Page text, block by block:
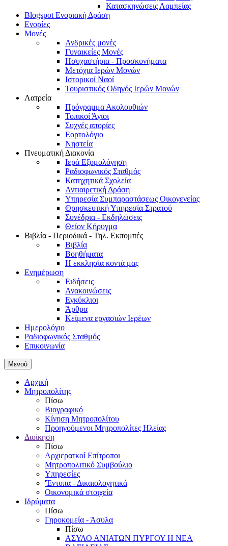
Κατασκηνώσεις Λαμπείας
Blogspot Ενοριακή Δράση
Ενορίες
Μονές
Ανδρικές μονές
Γυναικείες Μονές
Ησυχαστήρια - Προσκυνήματα
Μετόχια Ιερών Μονών
Ιστορικοί Ναοί
Τουριστικός Οδηγός Ιερών Μονών
Λατρεία
Πρόγραμμα Ακολουθιών
Τοπικοί Άγιοι
Συχνές απορίες
Εορτολόγιο
Νηστεία
Πνευματική Διακονία
Ιερά Εξομολόγηση
Ραδιοφωνικός Σταθμός
Κατηχητικά Σχολεία
Αντιαιρετική Δράση
Υπηρεσία Συμπαραστάσεως Οικογενείας
Θρησκευτική Υπηρεσία Στρατού
Συνέδρια - Εκδηλώσεις
Θείον Κήρυγμα
Βιβλία - Περιοδικά - Τηλ. Εκπομπές
Βιβλία
Βοηθήματα
Η εκκλησία κοντά μας
Ενημέρωση
Ειδήσεις
Ανακοινώσεις
Εγκύκλιοι
Άρθρα
Κείμενα εργασιών Ιερέων
Ημερολόγιο
Ραδιοφωνικός Σταθμός
Επικοινωνία
Μενού
Αρχική
Μητροπολίτης
Πίσω
Βιογραφικό
Κίνηση Μητροπολίτου
Προηγούμενοι Μητροπολίτες Ηλείας
Διοίκηση
Πίσω
Αρχιερατκοί Επίτροποι
Μητροπολιτικό Συμβούλιο
Υπηρεσίες
'Έντυπα - Δικαιολογητικά
Οικονομικά στοιχεία
Ιδρύματα
Πίσω
Γηροκομεία - Άσυλα
Πίσω
ΑΣΥΛΟ ΑΝΙΑΤΩΝ ΠΥΡΓΟΥ Η ΝΕΑ